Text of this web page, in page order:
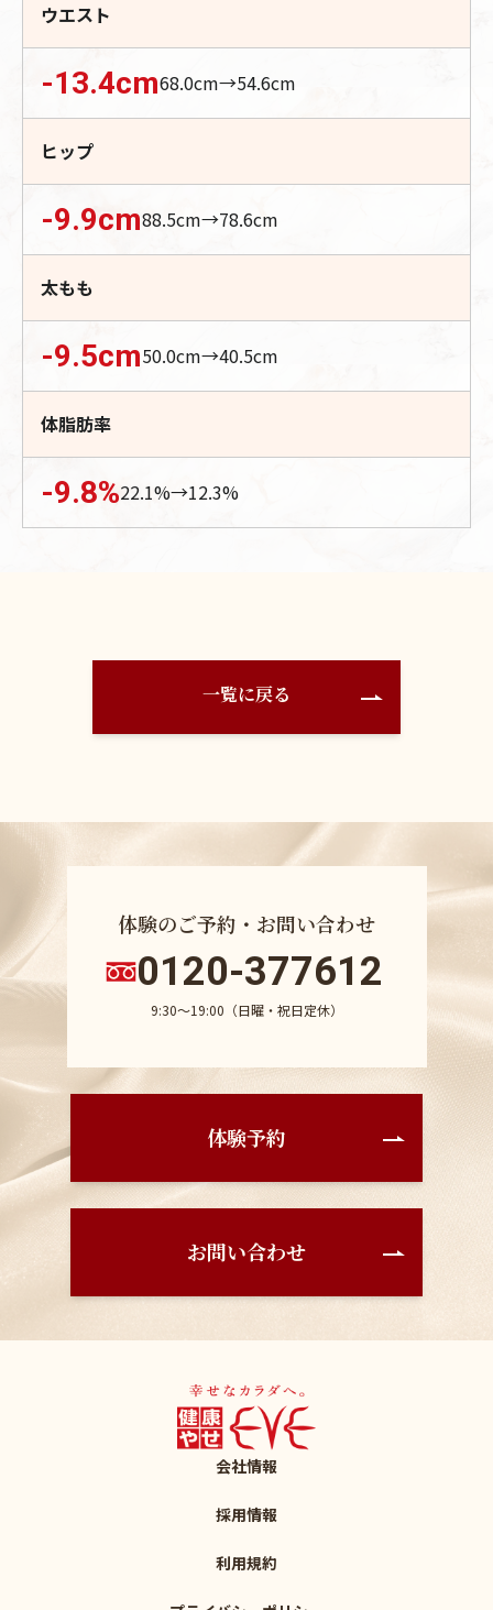
ウエスト
-13.4cm68.0cm→54.6cm
ヒップ
-9.9cm88.5cm→78.6cm
太もも
-9.5cm50.0cm→40.5cm
体脂肪率
-9.8%22.1%→12.3%
一覧に戻る
体験のご予約・お問い合わせ
0120-377612
9:30〜19:00（日曜・祝日定休）
体験予約
お問い合わせ
会社情報
採用情報
利用規約